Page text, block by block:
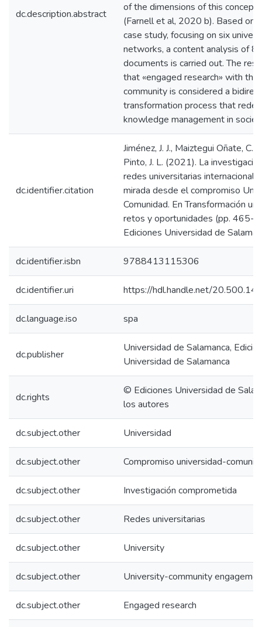
dc.description.abstract
of the dimensions of this concept:
(Farnell et al, 2020 b). Based on
case study, focusing on six
networks, a content analysis of
documents is carried out. The
that «engaged research» with the
community is considered a
transformation process that
knowledge management in
dc.identifier.citation
Jiménez, J. J., Maiztegui Oñate, C.,
Pinto, J. L. (2021). La
redes universitarias
mirada desde el compromiso
Comunidad. En Transformación
retos y oportunidades (pp. 465-
Ediciones Universidad de
dc.identifier.isbn 9788413115306
dc.identifier.uri https://hdl.handle.net/
dc.language.iso spa
dc.publisher
Universidad de Salamanca,
Universidad de Salamanca
dc.rights
© Ediciones Universidad de
los autores
dc.subject.other Universidad
dc.subject.other Compromiso universidad-
dc.subject.other Investigación comprometida
dc.subject.other Redes universitarias
dc.subject.other University
dc.subject.other University-community
dc.subject.other Engaged research